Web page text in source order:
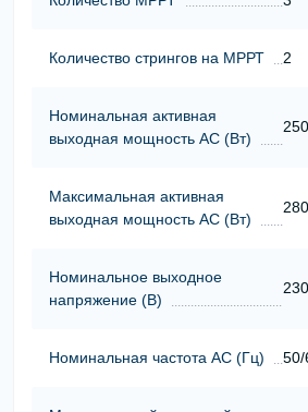
Количество стрингов на МРРТ 2
Номинальная активная
выходная мощность АС (Вт)
Максимальная активная
выходная мощность АС (Вт)
Номинальное выходное
напряжение (В)
Номинальная частота АС (Гц) 50/